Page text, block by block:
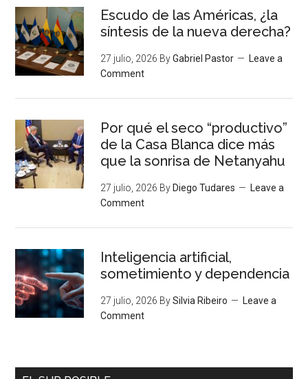
Escudo de las Américas, ¿la
síntesis de la nueva derecha?
27 julio, 2026 ByGabriel Pastor
Leave a
Comment
Por qué el seco “productivo”
de la Casa Blanca dice más
que la sonrisa de Netanyahu
27 julio, 2026 By Diego Tudares
Leave a
Comment
Inteligencia artificial,
sometimiento y dependencia
27 julio, 2026 BySilvia Ribeiro
Leave a
Comment